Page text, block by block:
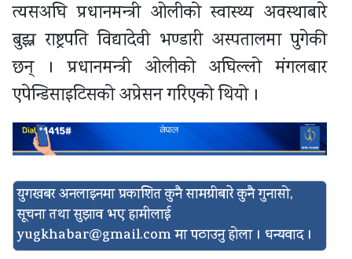
त्यसअघि प्रधानमन्त्री ओलीको स्वास्थ्य अवस्थाबारे
बुझ्न राष्ट्रपति विद्यादेवी भण्डारी अस्पतालमा पुगेकी
छन् । प्रधानमन्त्री ओलीको अघिल्लो मंगलबार
एपेन्डिसाइटिसको अप्रेसन गरिएको थियो ।
युगखबर अनलाइनमा प्रकाशित कुनै सामग्रीबारे कुनै गुनासो,
सूचना तथा सुझाव भए हामीलाई
yugkhabar@gmail.comमा पठाउनु होला । धन्यवाद ।